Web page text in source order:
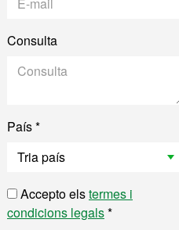
Consulta
País *
Accepto elstermes i
condicions legals*